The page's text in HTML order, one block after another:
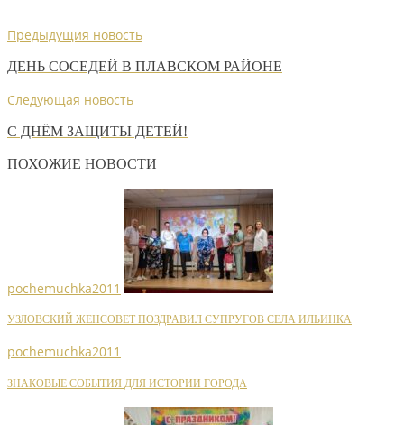
Предыдущия новость
ДЕНЬ СОСЕДЕЙ В ПЛАВСКОМ РАЙОНЕ
Следующая новость
С ДНЁМ ЗАЩИТЫ ДЕТЕЙ!
ПОХОЖИЕ НОВОСТИ
pochemuchka2011
УЗЛОВСКИЙ ЖЕНСОВЕТ ПОЗДРАВИЛ СУПРУГОВ СЕЛА ИЛЬИНКА
pochemuchka2011
ЗНАКОВЫЕ СОБЫТИЯ ДЛЯ ИСТОРИИ ГОРОДА